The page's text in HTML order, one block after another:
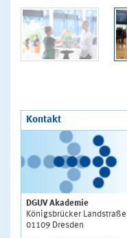
Kontakt
DGUV Akademie
Königsbrücker
01109 Dresden